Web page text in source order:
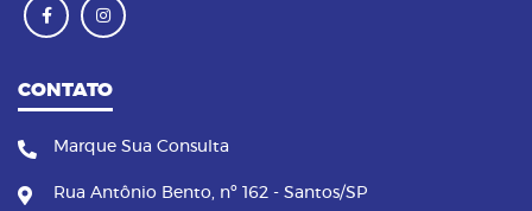
CONTATO
Marque Sua Consulta
Rua Antônio Bento, nº 162 - Santos/SP